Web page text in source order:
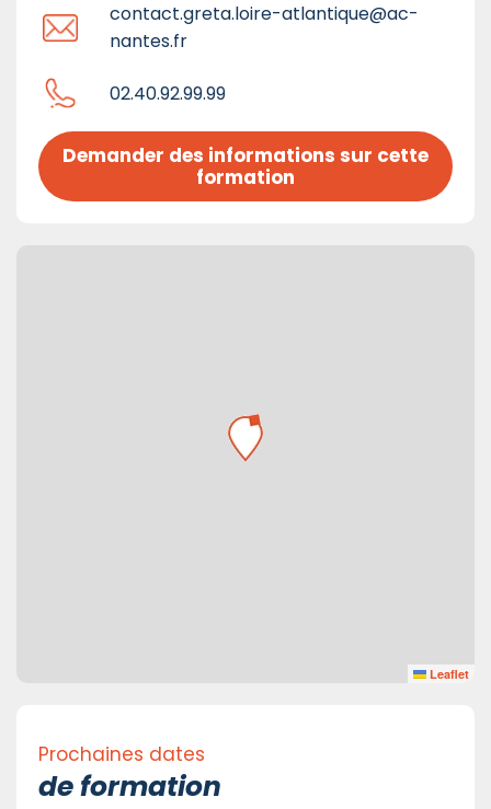
contact.greta.loire-atlantique@ac-
nantes.fr
02.40.92.99.99
Demander des informations sur cette
formation
Leaflet
Prochaines dates
de formation